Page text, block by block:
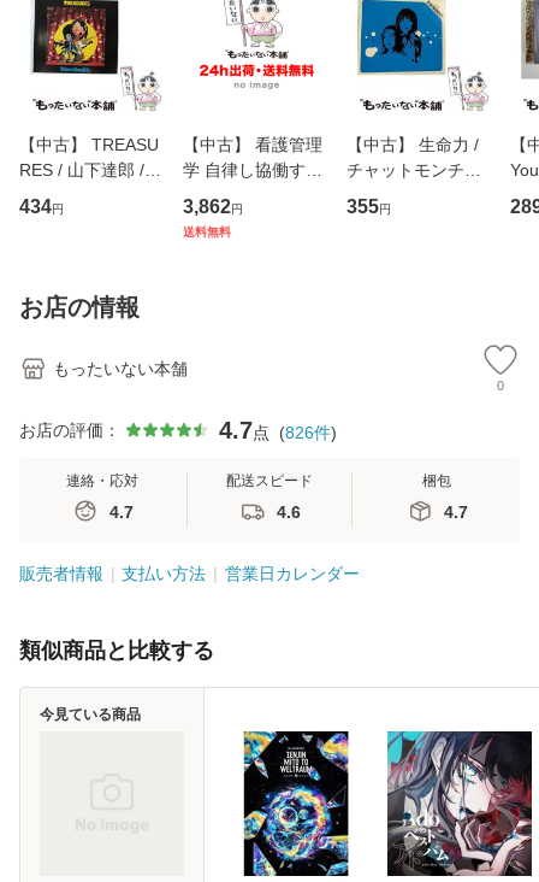
【中古】 TREASU
RES / 山下達郎 /
イーストウエス
ト・ジャパン [CD]
434円
【中古】 看護管理
学 自律し協働する
専門職の看護マネ
ジメントスキル 改
3,862円
送料無料
【中古】 生命力 /
チャットモンチー /
キューンレコード
[CD]【メール便送
355円
【
のが
お店の情報
もったいない本舗
0
お店の評価： 4.7点 (826件)
連絡・応対
4.7
配送スピード
4.6
梱包
4.7
販売者情報 支払い方法 営業日カレンダー
類似商品と比較する
今見ている商品